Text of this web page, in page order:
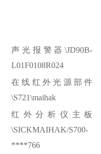
声光报警器\JD90B-
L01F0108R024
在线红外光源部件
\S721\maihak
红外分析仪主板
\SICKMAIHAK/S700-
****766